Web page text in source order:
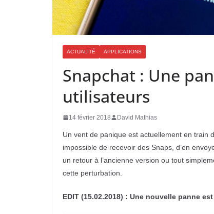
ACTUALITÉ APPLICATIONS
Snapchat : Une
utilisateurs
14 février 2018 David Mathias
Un vent de panique est actuellement en train
impossible de recevoir des Snaps, d’en
un retour à l’ancienne version ou tout
cette perturbation.
EDIT (15.02.2018) : Une nouvelle panne